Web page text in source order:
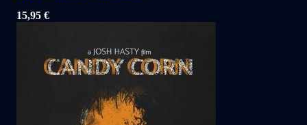
15,95 €